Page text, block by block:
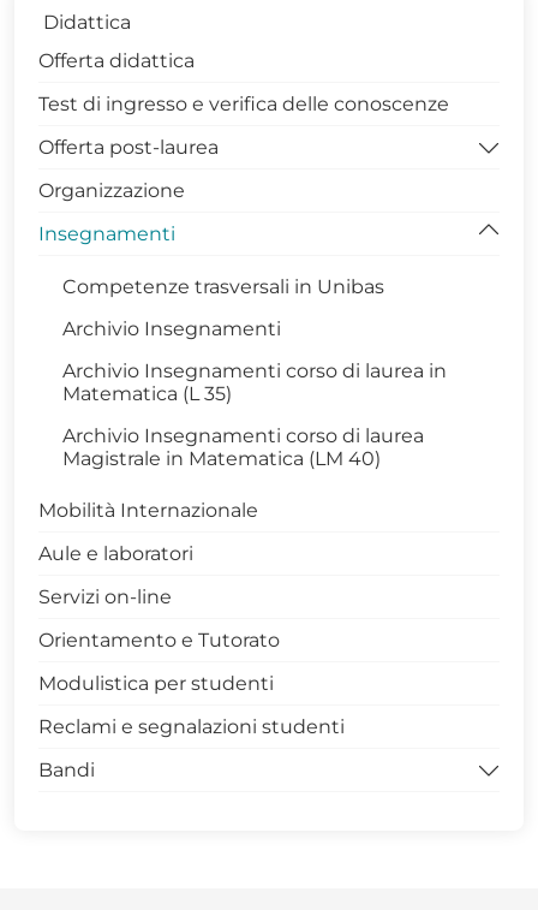
Didattica
Offerta didattica
Test di ingresso e verifica delle conoscenze
Offerta post-laurea
Dottorati di Ricerca DISBA
Contatti Coordinatrice Dottorato
Gruppo di Assicurazione della Qualità
PhDiaries
Infrastrutture di Ricerca
Internazionalizzazione
Terza Missione
Organizzazione
Insegnamenti
Competenze trasversali in Unibas
Archivio Insegnamenti
Archivio Insegnamenti corso di laurea in
Matematica (L 35)
Archivio Insegnamenti corso di laurea
Magistrale in Matematica (LM 40)
Mobilità Internazionale
Aule e laboratori
Servizi on-line
Orientamento e Tutorato
Modulistica per studenti
Reclami e segnalazioni studenti
Bandi